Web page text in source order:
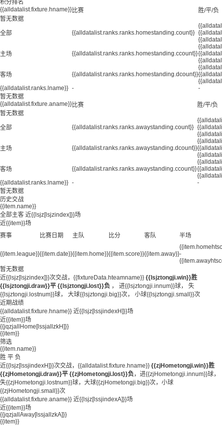
积分排名
{{alldatalist.fixture.hname}}比赛
胜/平/负
暂无数据
全部 {{alldatalist.ranks.ranks.homestanding.count}}
主场 {{alldatalist.ranks.ranks.homestanding.ccount}}
客场 {{alldatalist.ranks.ranks.homestanding.dcount}}
{{alldatalist.ranks.lname}} -
-
暂无数据
{{alldatalist.fixture.aname}}比赛
胜/平/负
暂无数据
全部 {{alldatalist.ranks.ranks.awaystanding.count}}
主场 {{alldatalist.ranks.ranks.awaystanding.dcount}}
客场 {{alldatalist.ranks.ranks.awaystanding.ccount}}
{{alldatalist.ranks.lname}} -
-
暂无数据
历史交战
{{item.name}}
全部主客 近{{lsjz[lsjzindex]}}场
近{{item}}场
赛事
比赛日期 主队 比分 客队 半场
{{item.league}}{{item.date}}{{item.home}}{{item.score}}{{item.away}}-
暂无数据
近{{lsjz[lsjzindex]}}次交战，{{fixtureData.hteamname}} {{lsjztongji.win}}胜
{{lsjztongji.draw}}平 {{lsjztongji.lost}}负 ， 进{{lsjztongji.innum}}球， 失
{{lsjztongji.lostnum}}球， 大球{{lsjztongji.big}}次， 小球{{lsjztongji.small}}次
近期战绩
{{alldatalist.fixture.hname}} 近{{lsjz[lssjindexH]}}场
近{{item}}场
{{jqzjallHome[lssjallzkH]}}
{{item}}
筛选
{{item.name}}
胜 平 负
近{{lsjz[lssjindexH]}}次交战，{{alldatalist.fixture.hname}} {{zjHometongji.win}}胜
{{zjHometongji.draw}}平 {{zjHometongji.lost}}负 ，进{{zjHometongji.innum}}球，
失{{zjHometongji.lostnum}}球，大球{{zjHometongji.big}}次，小球
{{zjHometongji.small}}次
{{alldatalist.fixture.aname}} 近{{lsjz[lssjindexA]}}场
近{{item}}场
{{jqzjallAway[lssjallzkA]}}
{{item}}